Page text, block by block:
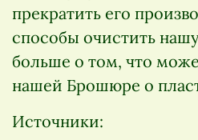
прекратить его
способы очистить
больше о том, что
нашей Брошюре о
Источники: